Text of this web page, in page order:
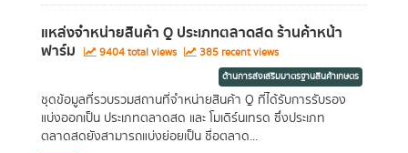
แหล่งจำหน่ายสินค้า Q ประเภทตลาดสด ร้านค้าหน้า
ฟาร์ม 9404 total views 385 recent views
ด้านการส่งเสริมมาตรฐานสินค้าเกษตร
ชุดข้อมูลที่รวบรวมสถานที่จำหน่ายสินค้า Q ที่ได้รับการรับรอง
แบ่งออกเป็น ประเภทตลาดสด และ โมเดิร์นเทรด ซึ่งประเภท
ตลาดสดยังสามารถแบ่งย่อยเป็น ชื่อตลาด...